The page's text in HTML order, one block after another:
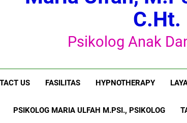
C.Ht.
Psikolog Anak
US FASILITAS HYPNOTHERAPY
PSIKOLOG MARIA ULFAH M.PSI., PSIKOLOG